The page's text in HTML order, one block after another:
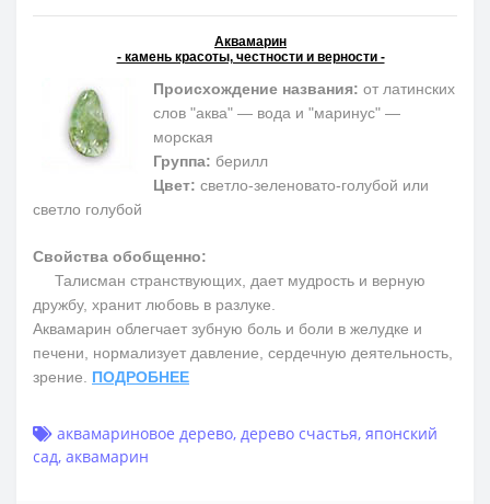
Аквамарин
- камень красоты, честности и верности -
Происхождение названия: от латинских
слов "аква" — вода и "маринус" —
морская
Группа: берилл
Цвет: светло-зеленовато-голубой или
светло голубой
Свойства обобщенно:
Талисман странствующих, дает мудрость и верную
дружбу, хранит любовь в разлуке.
Аквамарин облегчает зубную боль и боли в желудке и
печени, нормализует давление, сердечную деятельность,
зрение. ПОДРОБНЕЕ
аквамариновое дерево, дерево счастья, японский
сад, аквамарин